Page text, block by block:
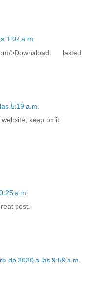
1:02 a.m.
>Downaload lasted
5:19 a.m.
keep on it
a.m.
post.
de 2020 a las 9:59 a.m.